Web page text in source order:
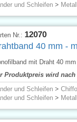
und Schleifen>
Nr.: 12070
40 mm -
mit Draht 40
Produktpreis wird
und Schleifen>
und Schleifen>